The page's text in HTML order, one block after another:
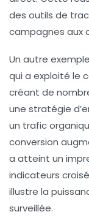
des outils de
campagnes aux
Un autre
qui a exploité le
créant de
une stratégie
un trafic
conversion
a atteint un
indicateurs
illustre la
surveillée.